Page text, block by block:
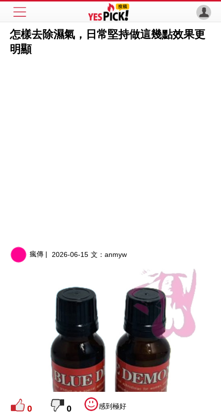
怎樣去除濕氣，日常堅持做這幾點效果更
明顯
瘋傳 | 2026-06-15 文： anmyw
0 0 感到極好